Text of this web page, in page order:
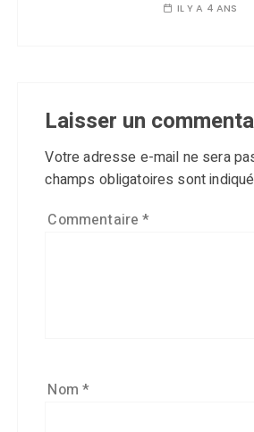
IL Y A 4 ANS
Laisser un
Votre adresse e-mail ne sera
champs obligatoires sont
Commentaire*
Nom*